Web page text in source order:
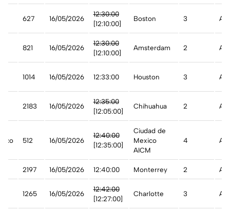
627 16/05/2026
12:30:00
[12:10:00]
Boston 3
821 16/05/2026
12:30:00
[12:10:00]
Amsterdam 2
1014 16/05/2026 12:33:00 Houston 3 A
2183 16/05/2026
12:35:00
[12:05:00]
Chihuahua 2
512 16/05/2026
12:40:00
[12:35:00]
Ciudad de
Mexico
AICM
4 A
2197 16/05/2026 12:40:00 Monterrey 2 A
1265 16/05/2026
12:42:00
[12:27:00]
Charlotte 3